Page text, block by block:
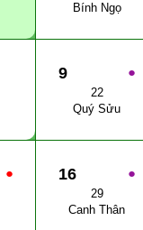
Bính Ngọ
●
9
22
Quý Sửu
● ●
16
29
Canh Thân